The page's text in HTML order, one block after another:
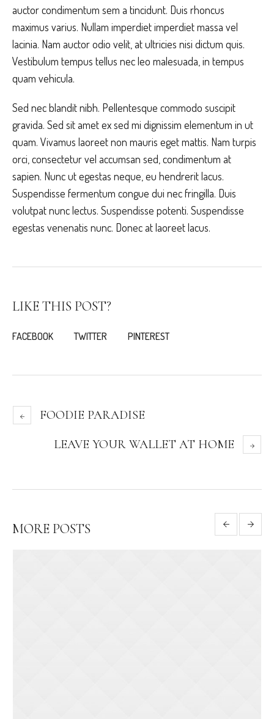
auctor condimentum sem a tincidunt. Duis rhoncus
maximus varius. Nullam imperdiet imperdiet massa vel
lacinia. Nam auctor odio velit, at ultricies nisi dictum quis.
Vestibulum tempus tellus nec leo malesuada, in tempus
quam vehicula.
Sed nec blandit nibh. Pellentesque commodo suscipit
gravida. Sed sit amet ex sed mi dignissim elementum in ut
quam. Vivamus laoreet non mauris eget mattis. Nam turpis
orci, consectetur vel accumsan sed, condimentum at
sapien. Nunc ut egestas neque, eu hendrerit lacus.
Suspendisse fermentum congue dui nec fringilla. Duis
volutpat nunc lectus. Suspendisse potenti. Suspendisse
egestas venenatis nunc. Donec at laoreet lacus.
LIKE THIS POST?
FACEBOOK TWITTER PINTEREST
FOODIE PARADISE
LEAVE YOUR WALLET AT HOME
MORE POSTS